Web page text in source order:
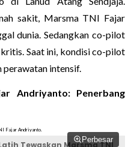
sakit, Marsma TNI Fajar
dunia. Sedangkan co-pilot
Saat ini, kondisi co-pilot
perawatan intensif.
Andriyanto: Penerbang
Perbesar